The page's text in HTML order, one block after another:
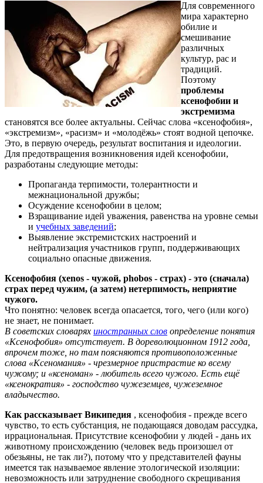
Для современного
мира характерно
обилие и
смешивание
различных
культур, рас и
традиций.
Поэтому
проблемы
ксенофобии и
экстремизма
становятся все более актуальны. Сейчас слова «ксенофобия»,
«экстремизм», «расизм» и «молодёжь» стоят водной цепочке.
Это, в первую очередь, результат воспитания и идеологии.
Для предотвращения возникновения идей ксенофобии,
разработаны следующие методы:
Пропаганда терпимости, толерантности и
межнациональной дружбы;
Осуждение ксенофобии в целом;
Взращивание идей уважения, равенства на уровне семьи
и учебных заведений;
Выявление экстремистских настроений и
нейтрализация участников групп, поддерживающих
социально опасные движения.
Ксенофобия (xenos - чужой, рhobos - страх) - это (сначала)
страх перед чужим, (а затем) нетерпимость, неприятие
чужого.
Что понятно: человек всегда опасается, того, чего (или кого)
не знает, не понимает.
В советских словарях иностранных слов определение понятия
«Ксенофобия» отсутствует. В дореволюционном 1912 года,
впрочем тоже, но там поясняются противоположенные
слова «Ксеномания» - чрезмерное пристрастие ко всему
чужому; и «ксеноман» - любитель всего чужого. Есть ещё
«ксенократия» - господство чужеземцев, чужеземное
владычество.
Как рассказывает Википедия , ксенофобия - прежде всего
чувство, то есть субстанция, не подающаяся доводам рассудка,
иррациональная. Присутствие ксенофобии у людей - дань их
животному происхождению (человек ведь произошел от
обезьяны, не так ли?), потому что у представителей фауны
имеется так называемое явление этологической изоляции:
невозможность или затруднение свободного скрещивания